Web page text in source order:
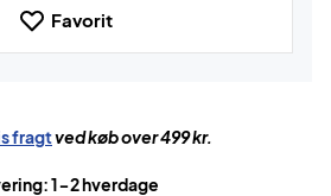
Favorit
fragtved køb over 499 kr.
1-2 hverdage